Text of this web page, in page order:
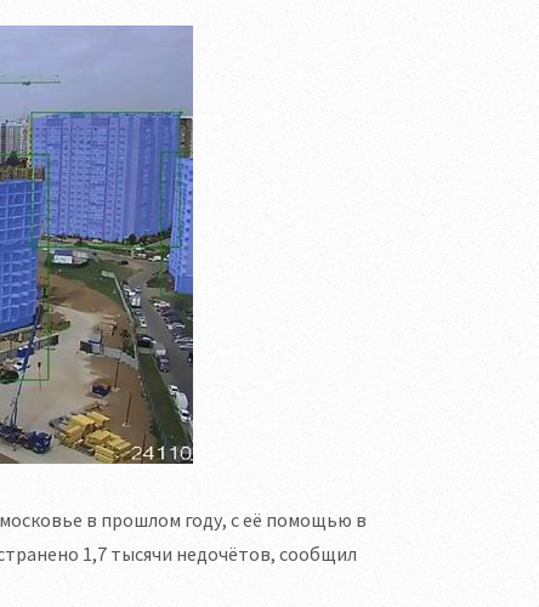
в прошлом году, с её помощью в
1,7 тысячи недочётов, сообщил